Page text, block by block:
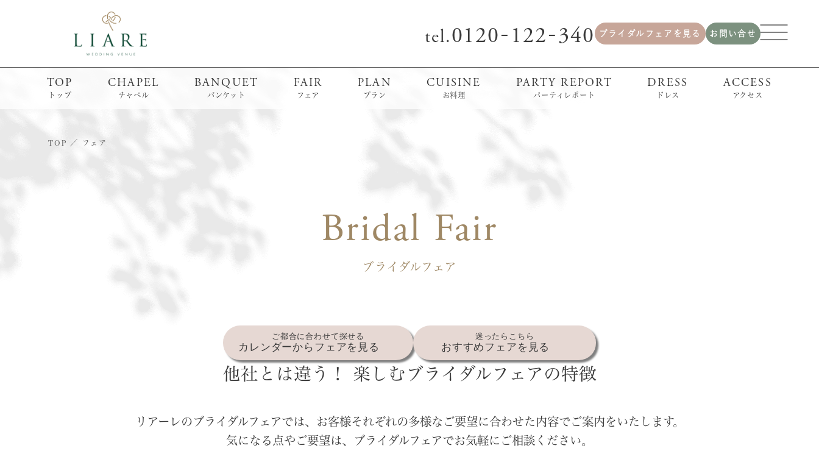
tel.0120- 122-340 ブライダルフェアを見る お問い合せ
TOP
トップ
CHAPEL
チャペル
BANQUET
バンケット
FAIR
フェア
PLAN
プラン
CUISINE
お料理
PARTY REPORT
パーティレポート
DRESS
ドレス
ACCESS
アクセス
TOP フェア
Bridal Fair
ブライダルフェア
ご都合に合わせて探せる
カレンダーからフェアを見る
迷ったらこちら
おすすめフェアを見る
他社とは違う！ 楽しむブライダルフェアの特徴
リアーレのブライダルフェアでは、お客様それぞれの多様なご要望に合わせた内容でご案内をいたします。
気になる点やご要望は、ブライダルフェアでお気軽にご相談ください。